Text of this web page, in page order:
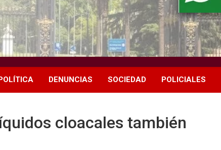
DENUNCIAS SOCIEDAD POLICIALES
cloacales también